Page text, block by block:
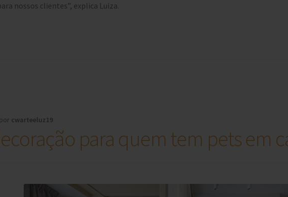
nossos clientes”, explica Luiza.
por cwarteeluz19
para quem tem pets em